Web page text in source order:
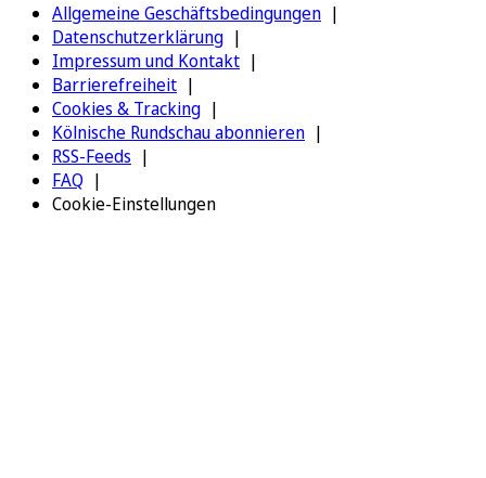
Allgemeine Geschäftsbedingungen
Datenschutzerklärung
Impressum und Kontakt
Barrierefreiheit
Cookies & Tracking
Kölnische Rundschau abonnieren
RSS-Feeds
FAQ
Cookie-Einstellungen